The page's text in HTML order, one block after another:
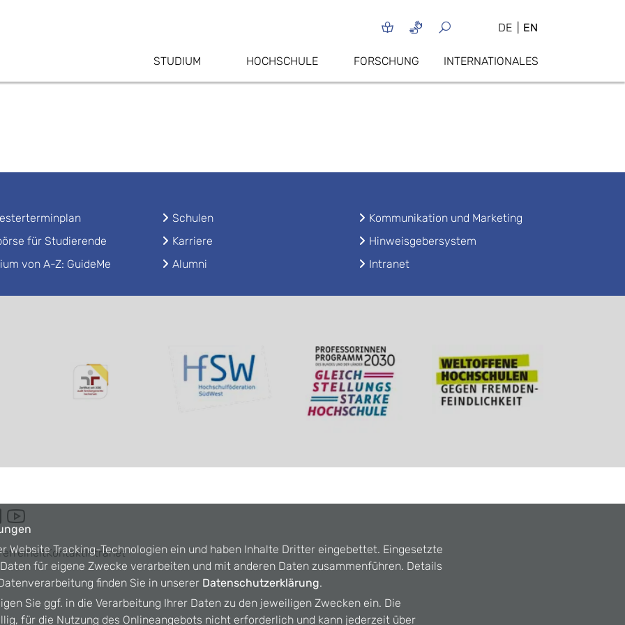
DE EN
STUDIUM HOCHSCHULE FORSCHUNG INTERNATIONALES
für Studierende
von A-Z: GuideMe
Schulen
Karriere
Alumni
Kommunikation und Marketing
Hinweisgebersystem
Intranet
KontaktIntranet
Website Tracking-Technologien ein und haben Inhalte Dritter eingebettet. Eingesetzte
für eigene Zwecke verarbeiten und mit anderen Daten zusammenführen. Details
finden Sie in unserer Datenschutzerklärung.
Sie ggf. in die Verarbeitung Ihrer Daten zu den jeweiligen Zwecken ein. Die
für die Nutzung des Onlineangebots nicht erforderlich und kann jederzeit über